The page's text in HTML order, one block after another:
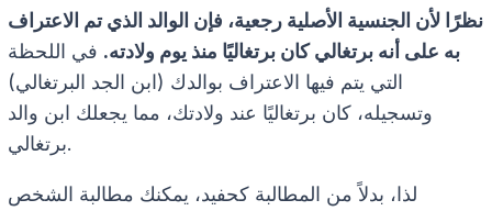
نظرًا لأن الجنسية الأصلية رجعية، فإن الوالد الذي تم الاعتراف
به على أنه برتغالي كان برتغاليًا منذ يوم ولادته. في اللحظة
التي يتم فيها الاعتراف بوالدك (ابن الجد البرتغالي)
وتسجيله، كان برتغاليًا عند ولادتك، مما يجعلك ابن والد
برتغالي.
لذا، بدلاً من المطالبة كحفيد، يمكنك مطالبة الشخص